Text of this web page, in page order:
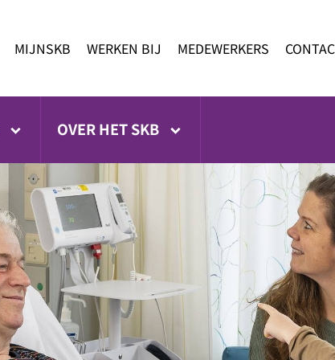
MIJNSKB WERKEN BIJ MEDEWERKERS
OVER HET SKB